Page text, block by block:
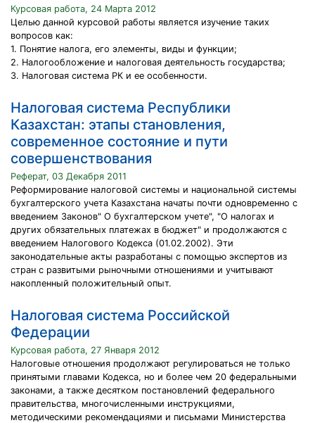
Курсовая работа, 24 Марта 2012
Целью данной курсовой работы является изучение таких
вопросов как:
1. Понятие налога, его элементы, виды и функции;
2. Налогообложение и налоговая деятельность государства;
3. Налоговая система РК и ее особенности.
Налоговая система Республики
Казахстан: этапы становления,
современное состояние и пути
совершенствования
Реферат, 03 Декабря 2011
Реформирование налоговой системы и национальной системы
бухгалтерского учета Казахстана начаты почти одновременно с
введением Законов" О бухгалтерском учете", "О налогах и
других обязательных платежах в бюджет" и продолжаются с
введением Налогового Кодекса (01.02.2002). Эти
законодательные акты разработаны с помощью экспертов из
стран с развитыми рыночными отношениями и учитывают
накопленный положительный опыт.
Налоговая система Российской
Федерации
Курсовая работа, 27 Января 2012
Налоговые отношения продолжают регулироваться не только
принятыми главами Кодекса, но и более чем 20 федеральными
законами, а также десятком постановлений федерального
правительства, многочисленными инструкциями,
методическими рекомендациями и письмами Министерства